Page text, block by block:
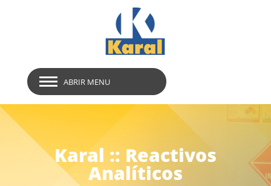
ABRIR MENU
Karal :: Reactivos
Analíticos